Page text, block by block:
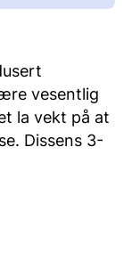
vesentlig
la vekt på at
Dissens 3-